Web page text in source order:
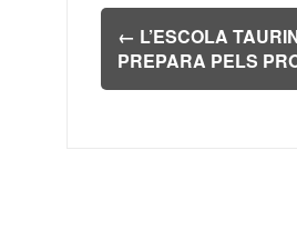
Navegación
de
entradas
← L’ESCOLA
PREPARA PELS